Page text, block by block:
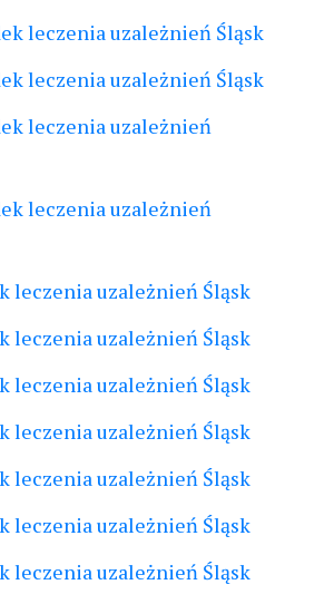
leczenia uzależnień Śląsk
leczenia uzależnień Śląsk
leczenia uzależnień
leczenia uzależnień
leczenia uzależnień Śląsk
leczenia uzależnień Śląsk
leczenia uzależnień Śląsk
leczenia uzależnień Śląsk
leczenia uzależnień Śląsk
leczenia uzależnień Śląsk
leczenia uzależnień Śląsk